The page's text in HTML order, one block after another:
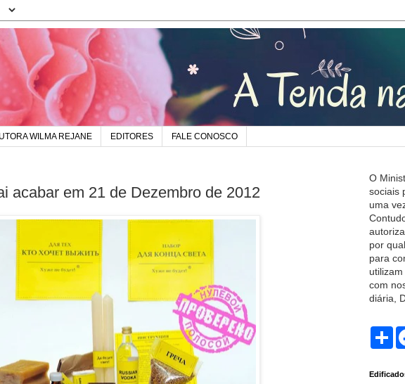
WILMA REJANE EDITORES FALE CONOSCO
acabar em 21 de Dezembro de 2012
O
sociais
uma
por
para
com
diária,
S
e